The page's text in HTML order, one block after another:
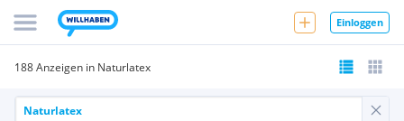
Einloggen
188 Anzeigen in Naturlatex